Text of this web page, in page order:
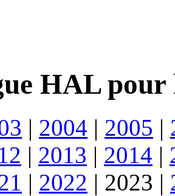
HAL pour
| 2004 | 2005 |
| 2013 | 2014 |
| 2022 | 2023 |